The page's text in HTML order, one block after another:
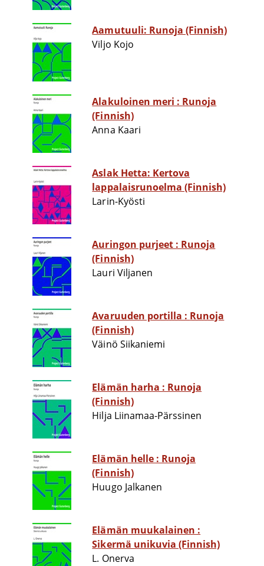
Aamutuuli: Runoja (Finnish)
Viljo Kojo
Alakuloinen meri : Runoja
(Finnish)
Anna Kaari
Aslak Hetta: Kertova
lappalaisrunoelma (Finnish)
Larin-Kyösti
Auringon purjeet : Runoja
(Finnish)
Lauri Viljanen
Avaruuden portilla : Runoja
(Finnish)
Väinö Siikaniemi
Elämän harha : Runoja
(Finnish)
Hilja Liinamaa-Pärssinen
Elämän helle : Runoja
(Finnish)
Huugo Jalkanen
Elämän muukalainen :
Sikermä unikuvia (Finnish)
L. Onerva